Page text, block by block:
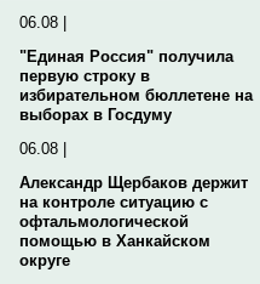
06.08 |
"Единая Россия" получила
первую строку в
избирательном бюллетене на
выборах в Госдуму
06.08 |
Александр Щербаков держит
на контроле ситуацию с
офтальмологической
помощью в Ханкайском
округе